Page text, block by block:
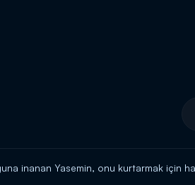
inanan Yasemin, onu kurtarmak için